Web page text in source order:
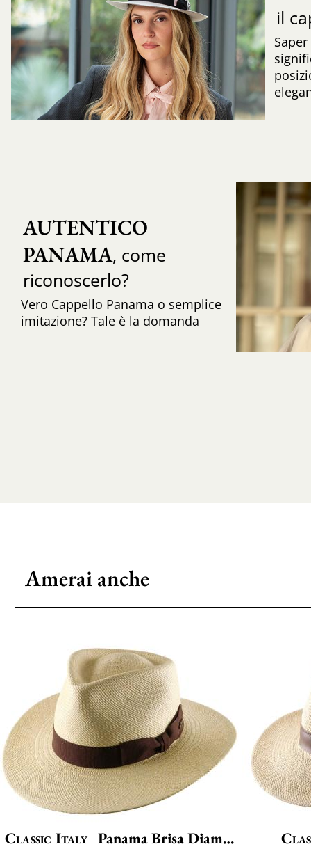
il
AUTENTICO
PANAMA, come
riconoscerlo?
Vero Cappello Panama o semplice
imitazione? Tale è la domanda
Amerai anche
Classic Italy Panama Brisa Diamond